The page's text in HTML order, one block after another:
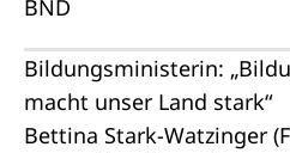
Bildungsministerin:
macht unser Land stark“
Bettina Stark-Watzinger